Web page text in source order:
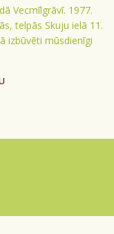
Vecmīlgrāvī. 1977.
telpās Skuju ielā 11.
izbūvēti mūsdienīgi